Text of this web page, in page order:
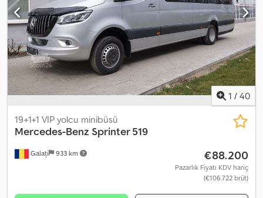
1 / 40
Galați 933 km
19+1+1 VIP yolcu minibüsü
Mercedes-Benz Sprinter 519
€88.200
Pazarlık Fiyatı KDV hariç
(€106.722 brüt)